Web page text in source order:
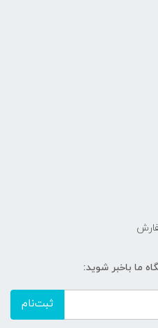
ما باخبر شوید:
ثبت‌نام